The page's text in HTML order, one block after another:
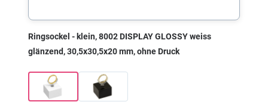
Ringsockel - klein, 8002 DISPLAY GLOSSY weiss
glänzend, 30,5x30,5x20 mm, ohne Druck